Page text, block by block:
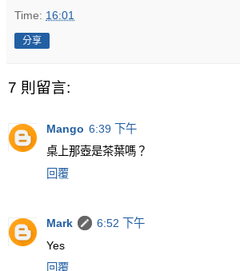
Time: 16:01
分享
7 則留言:
Mango 6:39 下午
桌上那壺是茶葉嗎？
回覆
Mark
6:52 下午
Yes
回覆